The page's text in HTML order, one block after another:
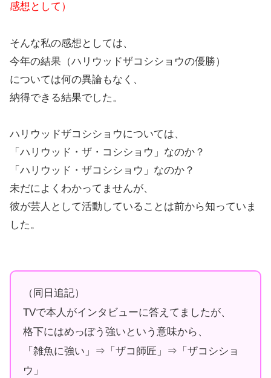
感想として）
そんな私の感想としては、
今年の結果（ハリウッドザコシショウの優勝）
については何の異論もなく、
納得できる結果でした。
ハリウッドザコシショウについては、
「ハリウッド・ザ・コシショウ」なのか？
「ハリウッド・ザコシショウ」なのか？
未だによくわかってませんが、
彼が芸人として活動していることは前から知っていま
した。
（同日追記）
TVで本人がインタビューに答えてましたが、
格下にはめっぽう強いという意味から、
「雑魚に強い」⇒「ザコ師匠」⇒「ザコシショ
ウ」